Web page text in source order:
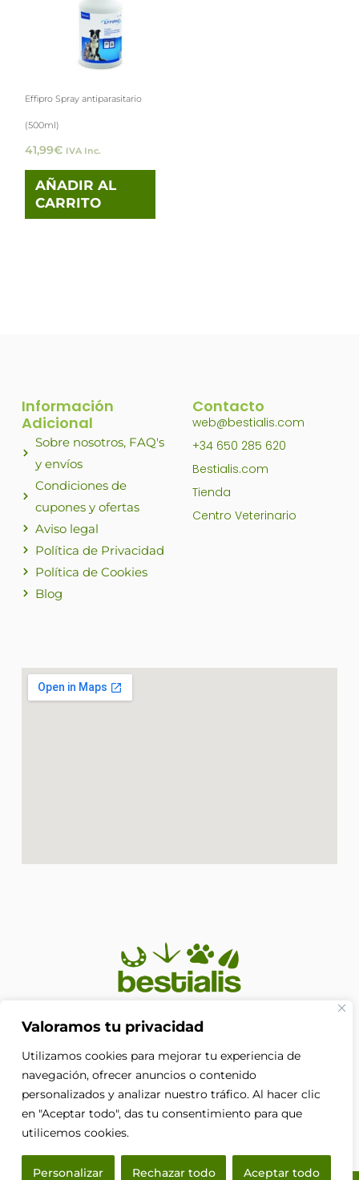
Valoramos tu privacidad
Utilizamos cookies para mejorar tu experiencia de
navegación, ofrecer anuncios o contenido
personalizados y analizar nuestro tráfico. Al hacer clic
en "Aceptar todo", das tu consentimiento para que
utilicemos cookies.
Personalizar Rechazar todo Aceptar todo
Effipro Spray antiparasitario
(500ml)
41,99€ IVA Inc.
AÑADIR AL
CARRITO
En Bestialis unimos calidad, confianza y pasión por los
merecen. Porque su bienestar no es solo nuestra
prioridad, es nuestra razón de ser.
F
a
c
o
Información
Adicional
Sobre nosotros, FAQ's
y envíos
Condiciones de
cupones y ofertas
Aviso legal
Política de Privacidad
Política de Cookies
Blog
Contacto
web@bestialis.com
+34 650 285 620
Bestialis.com
Tienda
Centro Veterinario